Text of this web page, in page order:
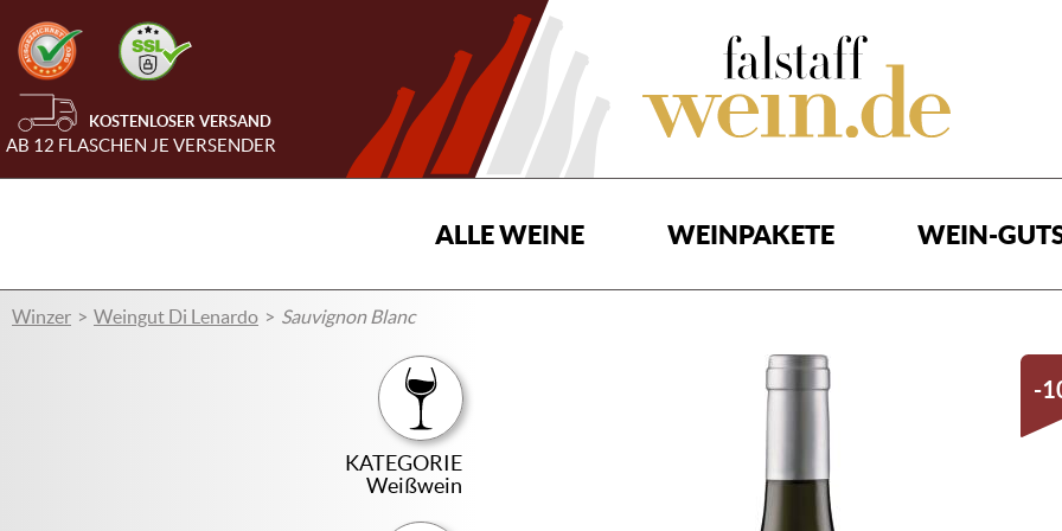
KOSTENLOSER VERSAND
AB 12 FLASCHEN JE VERSENDER
ALLE WEINE WEINPAKETE WEIN-
Winzer Weingut Di Lenardo Sauvignon Blanc
-
KATEGORIE
Weißwein